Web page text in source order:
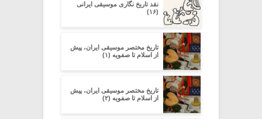
نقد تاریخ نگاری موسیقی ایرانی
(۱۶)
تاریخ مختصر موسیقی ایران، پیش
از اسلام تا صفویه (۱)
تاریخ مختصر موسیقی ایران، پیش
از اسلام تا صفویه (۲)